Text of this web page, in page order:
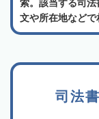
索。該当する司
文や所在地などで
司法